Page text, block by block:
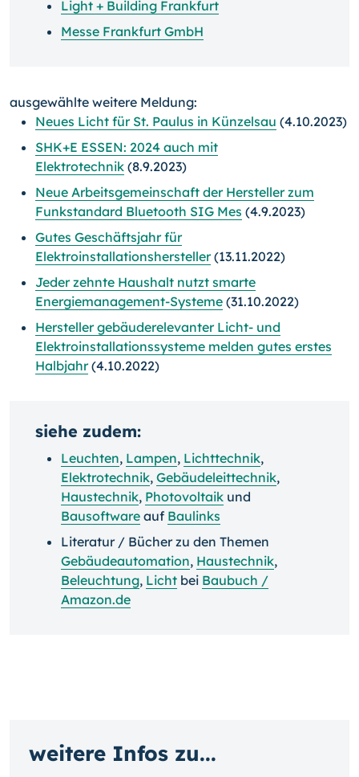
Light + Building Frankfurt
Messe Frankfurt GmbH
ausgewählte weitere Meldung:
Neues Licht für St. Paulus in Künzelsau (4.10.2023)
SHK+E ESSEN: 2024 auch mit
Elektrotechnik (8.9.2023)
Neue Arbeitsgemeinschaft der Hersteller zum
Funkstandard Bluetooth SIG Mes (4.9.2023)
Gutes Geschäftsjahr für
Elektroinstallationshersteller(13.11.2022)
Jeder zehnte Haushalt nutzt smarte
Energiemanagement-Systeme (31.10.2022)
Hersteller gebäuderelevanter Licht- und
Elektroinstallationssysteme melden gutes erstes
Halbjahr(4.10.2022)
siehe zudem:
Leuchten, Lampen, Lichttechnik,
Elektrotechnik, Gebäudeleittechnik,
Haustechnik, Photovoltaik und
Bausoftware auf Baulinks
Literatur / Bücher zu den Themen
Gebäudeautomation, Haustechnik,
Beleuchtung, Licht bei Baubuch /
Amazon.de
weitere Infos zu...